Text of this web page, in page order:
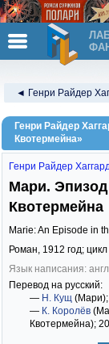
◄ Генри Райдер
Генри Райдер
Квотермейна»
Генри Райдер
Мари.
Квотермейна
Marie: An Episode in
Роман, 1912 год; цикл
Язык написания:
Перевод на русский:
— Н. Кущ (Мари)
— К. Королёв
Квотермейна);